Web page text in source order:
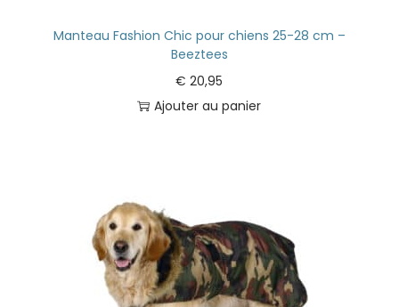
Manteau Fashion Chic pour chiens 25-28 cm –
Beeztees
€ 20,95
Ajouter au panier